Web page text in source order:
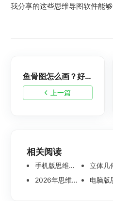
我分享的这些思维导图软件能够
上一篇
鱼骨图怎么画？好看又简单的鱼骨图制作方法分享
相关阅读
手机版思维导图软件哪个好 使用教程分享 立体几何知识点思维导图模板分
2026年思维导图软件哪个好 最新免费思维导图软件测评
电脑版思维导图软件哪个好？可离线编